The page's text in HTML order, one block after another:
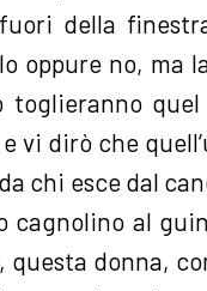
della
oppure no, ma
toglieranno
vi dirò che
chi esce dal
cagnolino al
questa donna,